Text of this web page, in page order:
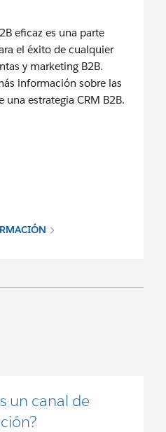
eficaz es una parte
el éxito de cualquier
y marketing B2B.
información sobre las
una estrategia CRM B2B.
un canal de